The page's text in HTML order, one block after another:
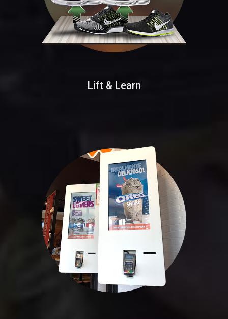
Lift & Learn